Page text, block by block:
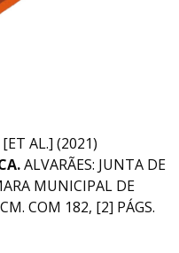
AL.] (2021)
ALVARÃES: JUNTA DE
MUNICIPAL DE
COM 182, [2] PÁGS.